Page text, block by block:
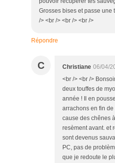
Grosses bises et passe
/> <br /> <br /> <br />
Répondre
C Christiane 06/04/
<br /> <br />
deux touffes de
année ! Il en
arrachons en fin
cause des chênes
resèment avant. et
sont devenus
PC, pas de
que je redoute le